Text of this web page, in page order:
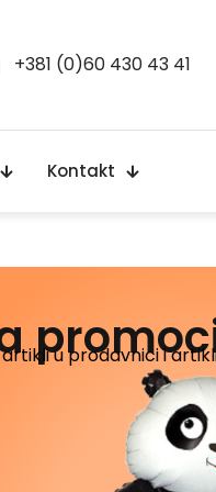
+381 (0)60 430 43 41
Kontakt
artikli u prodavnici i